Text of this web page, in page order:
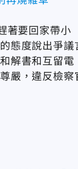
著要回家帶小
態度說出爭議
解書和互留電
嚴，違反檢察